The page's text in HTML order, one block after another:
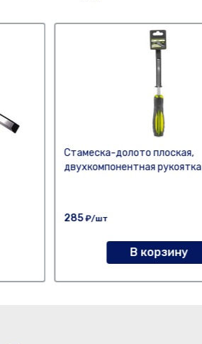
Стамеска-долото плоская,
двухкомпонентная
285₽/шт
В корзину